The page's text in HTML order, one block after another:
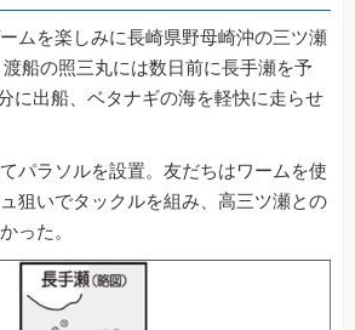
ムを楽しみに長崎県野母崎沖の三ツ瀬
船の照三丸には数日前に長手瀬を予
に出船、ベタナギの海を軽快に走らせ
パラソルを設置。友だちはワームを使
狙いでタックルを組み、高三ツ瀬との
った。